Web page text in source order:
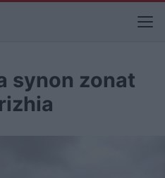
synon zonat